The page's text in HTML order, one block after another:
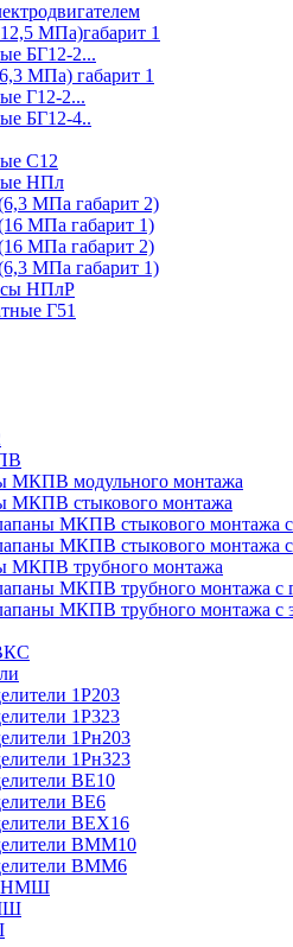
МПа)габарит 1
БГ12-2...
МПа) габарит 1
Г12-2...
БГ12-4..
С12
НПл
МПа габарит 2)
МПа габарит 1)
МПа габарит 2)
МПа габарит 1)
НПлР
Г51
МКПВ модульного монтажа
МКПВ стыкового монтажа
МКПВ стыкового монтажа
МКПВ стыкового монтажа
МКПВ трубного монтажа
МКПВ трубного монтажа с
МКПВ трубного монтажа с
1Р203
1Р323
1Рн203
1Рн323
ВЕ10
ВЕ6
ВЕХ16
ВММ10
ВММ6
НМШ